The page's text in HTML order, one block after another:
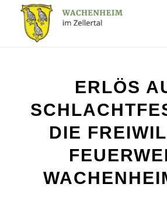
ERLÖS
DIE